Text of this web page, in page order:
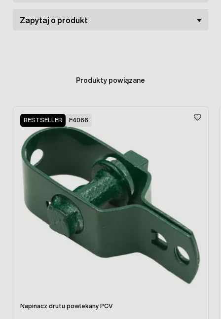
Zapytaj o produkt
Produkty powiązane
BESTSELLER F4066
Napinacz drutu powlekany PCV